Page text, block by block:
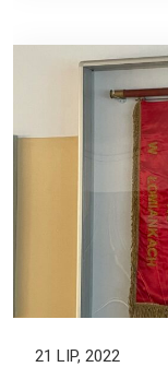
21 LIP, 2022